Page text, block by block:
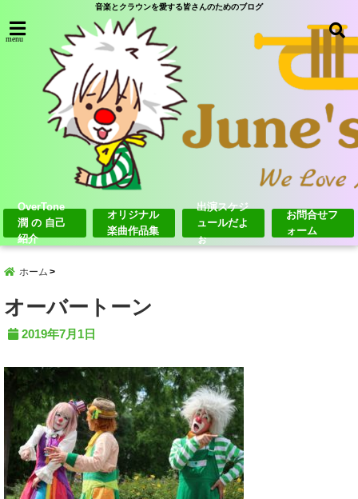
音楽とクラウンを愛する皆さんのためのブログ
menu
OverTone
潤 の 自己
紹介
オリジナル
楽曲作品集
出演スケジ
ュールだよ
ぉ
お問合せフ
ォーム
ホーム
オーバートーン
2019年7月1日